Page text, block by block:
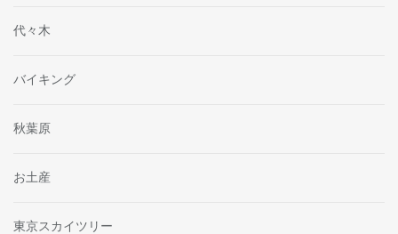
代々木
バイキング
秋葉原
お土産
東京スカイツリー